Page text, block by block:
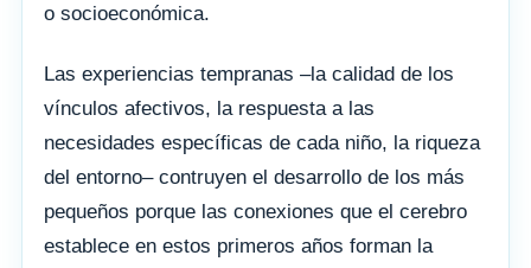
o socioeconómica.
Las experiencias tempranas –la calidad de los
vínculos afectivos, la respuesta a las
necesidades específicas de cada niño, la riqueza
del entorno– contruyen el desarrollo de los más
pequeños porque las conexiones que el cerebro
establece en estos primeros años forman la